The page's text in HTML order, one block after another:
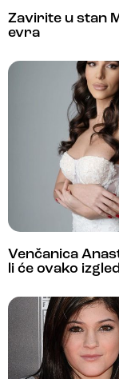
Zavirite u stan
evra
Venčanica
li će ovako